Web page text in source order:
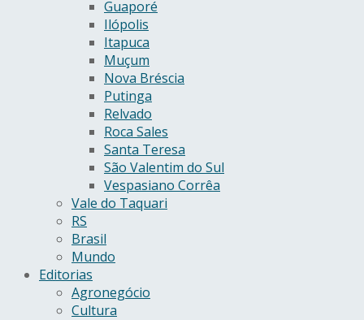
Guaporé
Ilópolis
Itapuca
Muçum
Nova Bréscia
Putinga
Relvado
Roca Sales
Santa Teresa
São Valentim do Sul
Vespasiano Corrêa
Vale do Taquari
RS
Brasil
Mundo
Editorias
Agronegócio
Cultura